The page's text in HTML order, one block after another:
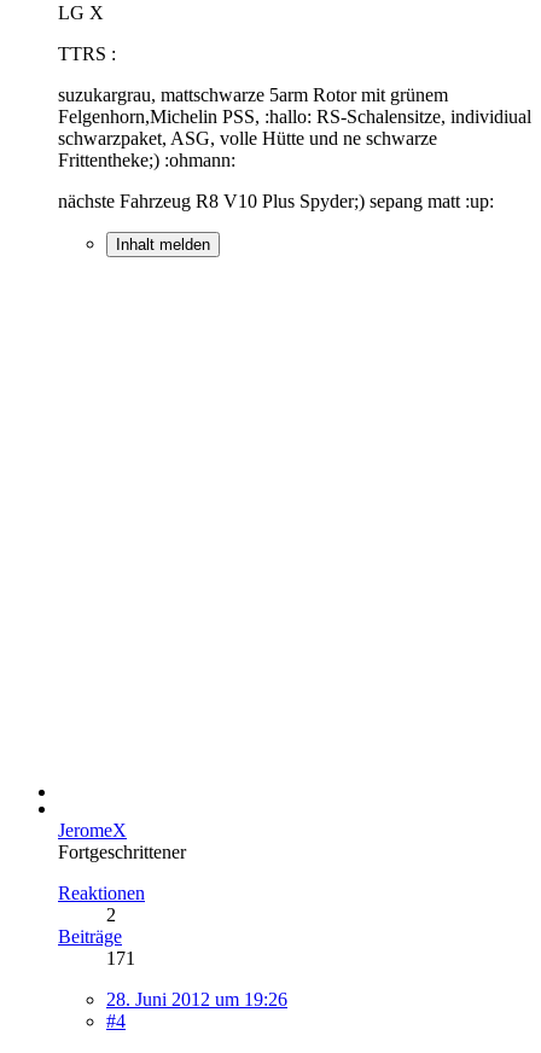
LG X
TTRS :
suzukargrau, mattschwarze 5arm Rotor mit grünem
Felgenhorn,Michelin PSS, :hallo: RS-Schalensitze, individiual
schwarzpaket, ASG, volle Hütte und ne schwarze
Frittentheke;) :ohmann:
nächste Fahrzeug R8 V10 Plus Spyder;) sepang matt :up:
Inhalt melden
JeromeX
Fortgeschrittener
Reaktionen
2
Beiträge
171
28. Juni 2012 um 19:26
#4